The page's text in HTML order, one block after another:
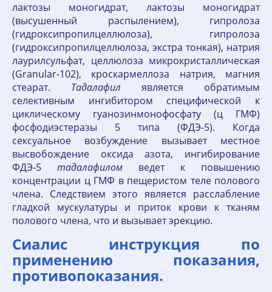
лактозы моногидрат, лактозы моногидрат
(высушенный распылением), гипролоза
(гидроксипропилцеллюлоза), гипролоза
(гидроксипропилцеллюлоза, экстра тонкая), натрия
лаурилсульфат, целлюлоза микрокристаллическая
(Granular-102), кроскармеллоза натрия, магния
стеарат. Тадалафил является обратимым
селективным ингибитором специфической к
циклическому гуанозинмонофосфату (ц ГМФ)
фосфодиэстеразы 5 типа (ФДЭ-5). Когда
сексуальное возбуждение вызывает местное
высвобождение оксида азота, ингибирование
ФДЭ-5 тадалафилом ведет к повышению
концентрации ц ГМФ в пещеристом теле полового
члена. Следствием этого является расслабление
гладкой мускулатуры и приток крови к тканям
полового члена, что и вызывает эрекцию.
Сиалис инструкция по
применению показания,
противопоказания.